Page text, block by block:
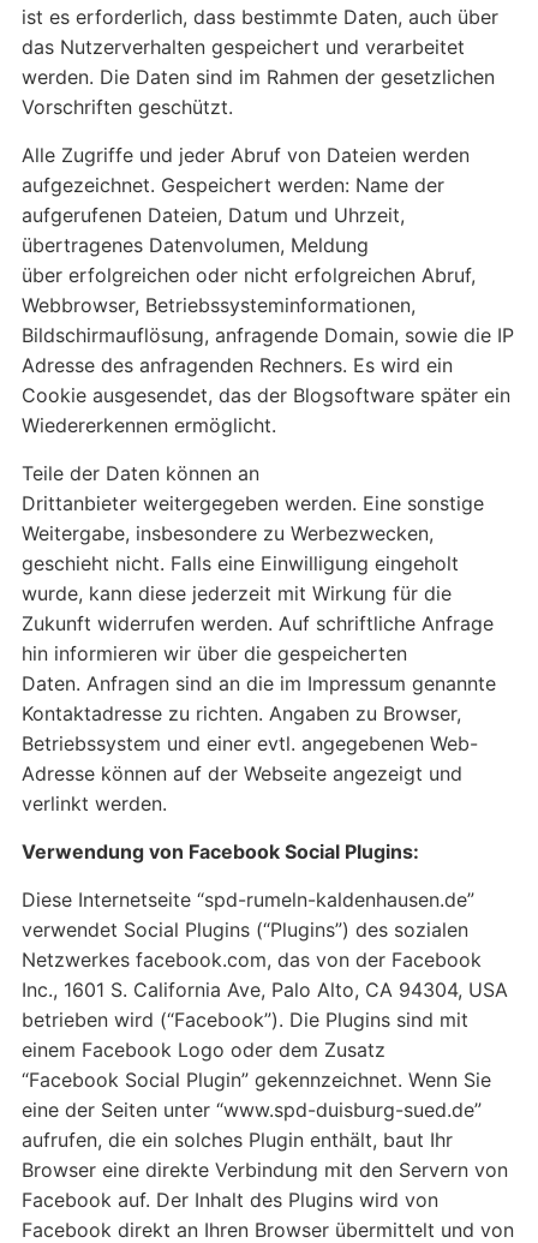
ist es erforderlich, dass bestimmte Daten, auch über
das Nutzerverhalten gespeichert und verarbeitet
werden. Die Daten sind im Rahmen der gesetzlichen
Vorschriften geschützt.
Alle Zugriffe und jeder Abruf von Dateien werden
aufgezeichnet. Gespeichert werden: Name der
aufgerufenen Dateien, Datum und Uhrzeit,
übertragenes Datenvolumen, Meldung
über erfolgreichen oder nicht erfolgreichen Abruf,
Webbrowser, Betriebssysteminformationen,
Bildschirmauflösung, anfragende Domain, sowie die IP
Adresse des anfragenden Rechners. Es wird ein
Cookie ausgesendet, das der Blogsoftware später ein
Wiedererkennen ermöglicht.
Teile der Daten können an
Drittanbieter weitergegeben werden. Eine sonstige
Weitergabe, insbesondere zu Werbezwecken,
geschieht nicht. Falls eine Einwilligung eingeholt
wurde, kann diese jederzeit mit Wirkung für die
Zukunft widerrufen werden. Auf schriftliche Anfrage
hin informieren wir über die gespeicherten
Daten. Anfragen sind an die im Impressum genannte
Kontaktadresse zu richten. Angaben zu Browser,
Betriebssystem und einer evtl. angegebenen Web-
Adresse können auf der Webseite angezeigt und
verlinkt werden.
Verwendung von Facebook Social Plugins:
Diese Internetseite “spd-rumeln-kaldenhausen.de”
verwendet Social Plugins (“Plugins”) des sozialen
Netzwerkes facebook.com, das von der Facebook
Inc., 1601 S. California Ave, Palo Alto, CA 94304, USA
betrieben wird (“Facebook”). Die Plugins sind mit
einem Facebook Logo oder dem Zusatz
“Facebook Social Plugin” gekennzeichnet. Wenn Sie
eine der Seiten unter “www.spd-duisburg-sued.de”
aufrufen, die ein solches Plugin enthält, baut Ihr
Browser eine direkte Verbindung mit den Servern von
Facebook auf. Der Inhalt des Plugins wird von
Facebook direkt an Ihren Browser übermittelt und von